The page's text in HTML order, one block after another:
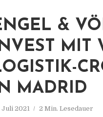
&
MIT
MADRID
Juli 2021 2 Min. Lesedauer